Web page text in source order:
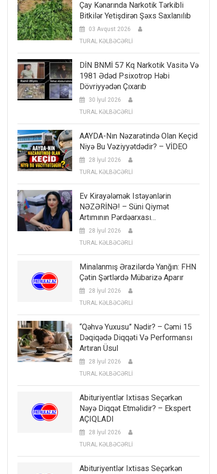
Çay Kənarında Narkotik Tərkibli
Bitkilər Yetişdirən Şəxs Saxlanılıb
03 Avqust 2026
TURAL KƏLBƏCƏRLİ
DİN BNMİ 57 Kq Narkotik Vasitə Və
1981 Ədəd Psixotrop Həbi
Dövriyyədən Çıxarıb
30 İyul 2026
TURAL KƏLBƏCƏRLİ
AAYDA-Nın Nəzarətində Olan Keçid
Niyə Bu Vəziyyətdədir? – VİDEO
28 İyul 2026
TURAL KƏLBƏCƏRLİ
Ev Kirayələmək Istəyənlərin
NƏZƏRİNƏ! – Süni Qiymət
Artımının Pərdəarxası…
28 İyul 2026
TURAL KƏLBƏCƏRLİ
Minalanmış Ərazilərdə Yanğın: FHN
Çətin Şərtlərdə Mübarizə Aparır
28 İyul 2026
TURAL KƏLBƏCƏRLİ
“Qəhvə Yuxusu” Nədir? – Cəmi 15
Dəqiqədə Diqqəti Və Performansı
Artıran Üsul
28 İyul 2026
TURAL KƏLBƏCƏRLİ
Abituriyentlər Ixtisas Seçərkən
Nəyə Diqqət Etməlidir? – Ekspert
AÇIQLADI
28 İyul 2026
TURAL KƏLBƏCƏRLİ
Abituriyentlər Ixtisas Seçərkən